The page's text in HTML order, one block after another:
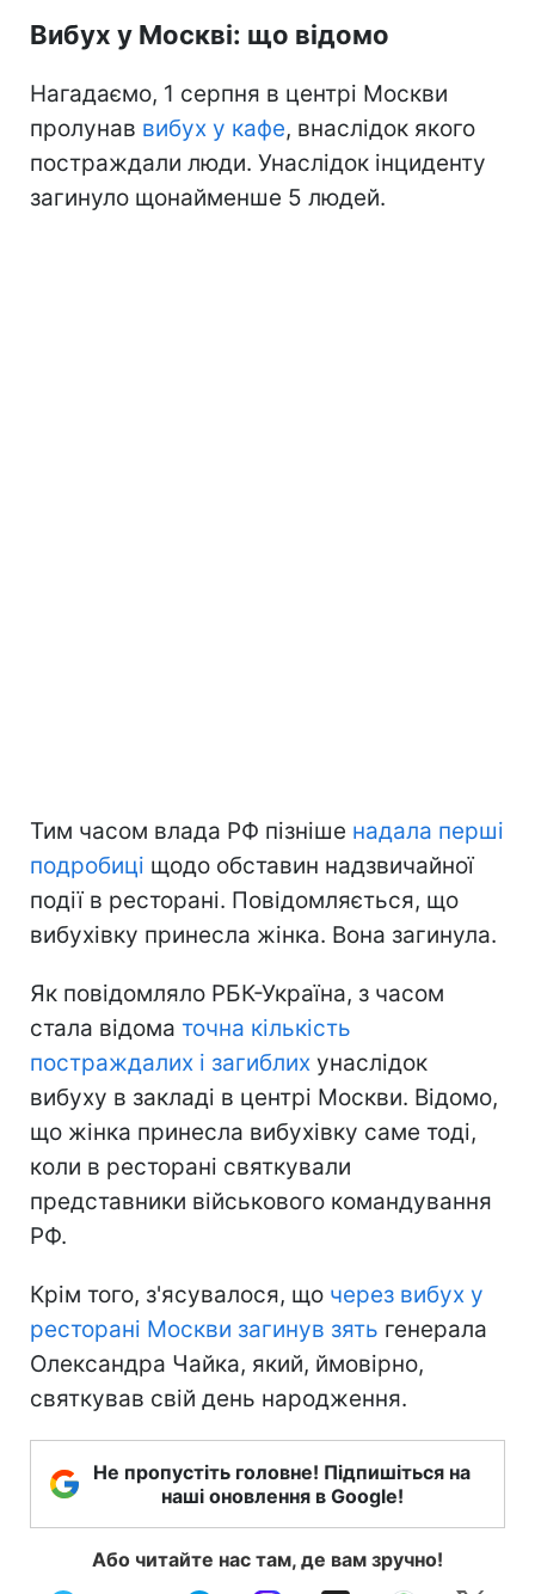
Вибух у Москві: що відомо
Нагадаємо, 1 серпня в центрі Москви
пролунав вибух у кафе, внаслідок якого
постраждали люди. Унаслідок інциденту
загинуло щонайменше 5 людей.
Тим часом влада РФ пізніше надала перші
подробиці щодо обставин надзвичайної
події в ресторані. Повідомляється, що
вибухівку принесла жінка. Вона загинула.
Як повідомляло РБК-Україна, з часом
стала відома точна кількість
постраждалих і загиблих унаслідок
вибуху в закладі в центрі Москви. Відомо,
що жінка принесла вибухівку саме тоді,
коли в ресторані святкували
представники військового командування
РФ.
Крім того, з'ясувалося, що через вибух у
ресторані Москви загинув зять генерала
Олександра Чайка, який, ймовірно,
святкував свій день народження.
Не пропустіть головне! Підпишіться на
наші оновлення в Google!
Або читайте нас там, де вам зручно!